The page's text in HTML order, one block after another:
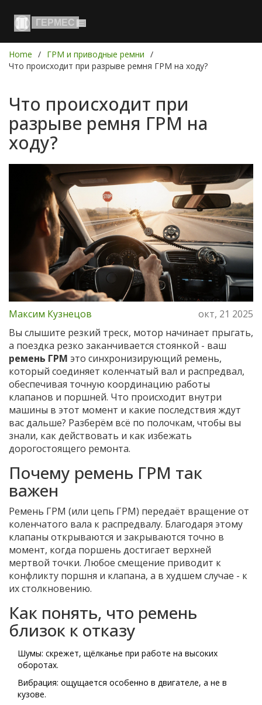
Home
ГРМ и приводные ремни
Что происходит при разрыве ремня ГРМ на ходу?
Что происходит при
разрыве ремня ГРМ на
ходу?
Максим Кузнецов
окт, 21 2025
Вы слышите резкий треск, мотор начинает прыгать,
а поездка резко заканчивается стоянкой - ваш
ремень ГРМ это синхронизирующий ремень,
который соединяет коленчатый вал и распредвал,
обеспечивая точную координацию работы
клапанов и поршней. Что происходит внутри
машины в этот момент и какие последствия ждут
вас дальше? Разберём всё по полочкам, чтобы вы
знали, как действовать и как избежать
дорогостоящего ремонта.
Почему ремень ГРМ так
важен
Ремень ГРМ (или цепь ГРМ) передаёт вращение от
коленчатого вала к распредвалу. Благодаря этому
клапаны открываются и закрываются точно в
момент, когда поршень достигает верхней
мертвой точки. Любое смещение приводит к
конфликту поршня и клапана, а в худшем случае - к
их столкновению.
Как понять, что ремень
близок к отказу
Шумы: скрежет, щёлканье при работе на высоких
оборотах.
Вибрация: ощущается особенно в двигателе, а не в
кузове.